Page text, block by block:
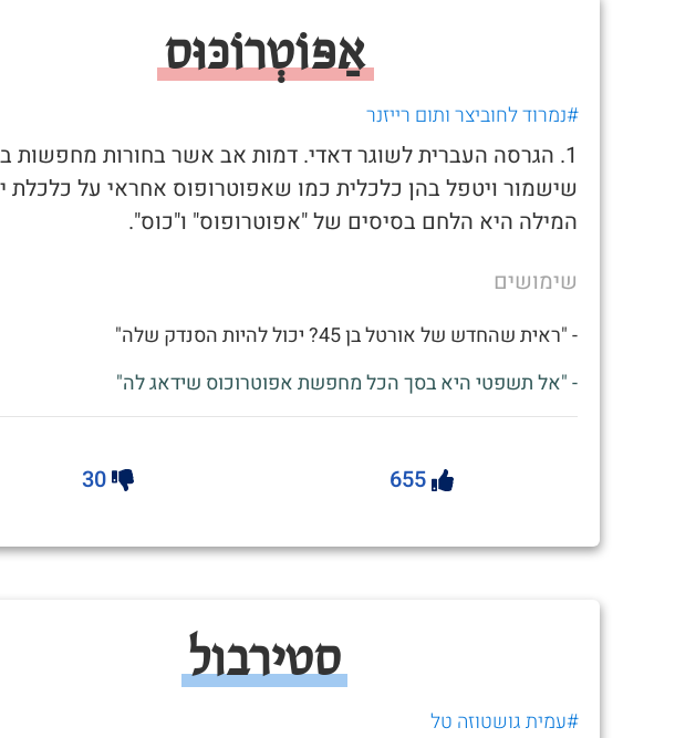
אַפּוֹטְרוֹכּוּס
#נמרוד לחוביצר ותום רייזנר
1. הגרסה העברית לשוגר דאדי. דמות אב אשר בחורות מחפשות
שישמור ויטפל בהן כלכלית כמו שאפוטרופוס אחראי על כלכלת
המילה היא הלחם בסיסים של "אפוטרופוס" ו"כוס".
שימושים
- "ראית שהחדש של אורטל בן 45? יכול להיות הסנדק שלה"
- "אל תשפטי היא בסך הכל מחפשת אפוטרוכוס שידאג לה"
655
30
סטירבול
#עמית גושטוזה טל